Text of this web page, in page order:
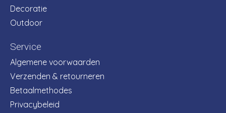
Decoratie
Outdoor
Service
Algemene voorwaarden
Verzenden & retourneren
Betaalmethodes
Privacybeleid